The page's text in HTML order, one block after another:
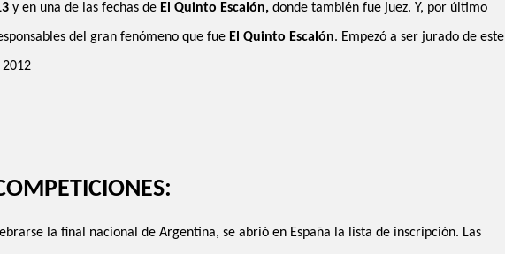
y en una de las fechas de El Quinto Escalón, donde también fue juez. Y, por último
del gran fenómeno que fue El Quinto Escalón. Empezó a ser jurado de este
la final nacional de Argentina, se abrió en España la lista de inscripción. Las